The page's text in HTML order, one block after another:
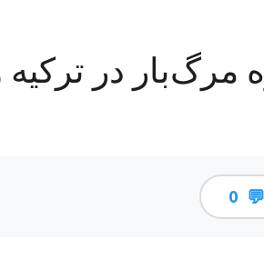
خطر انداختن حامیان مالی
قالین دست‌بافت افغانستان
مرگ‌بار در
💬
0